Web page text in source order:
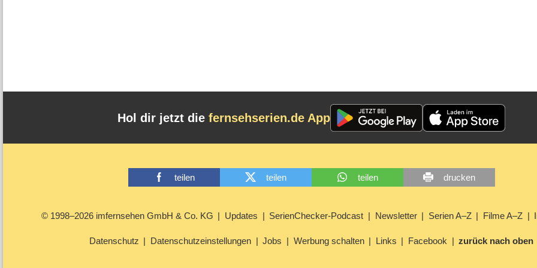
Hol dir jetzt die fernsehserien.de App
teilen teilen teilen drucken
© 1998–2026 imfernsehen GmbH & Co. KG Updates SerienChecker-Podcast Newsletter Serien A–Z Filme A–Z
Datenschutz Datenschutzeinstellungen Jobs Werbung schalten Links Facebook zurück nach oben